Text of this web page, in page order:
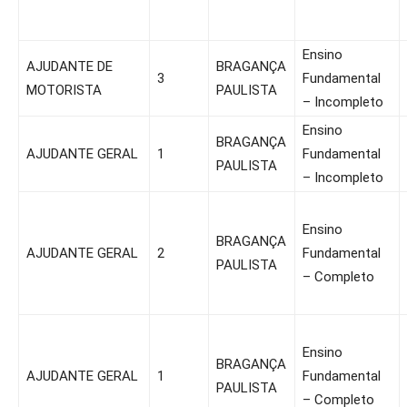
AJUDANTE DE
MOTORISTA
3
BRAGANÇA
PAULISTA
Ensino
Fundamental
– Incompleto
AJUDANTE GERAL 1
BRAGANÇA
PAULISTA
Ensino
Fundamental
– Incompleto
AJUDANTE GERAL 2
BRAGANÇA
PAULISTA
Ensino
Fundamental
– Completo
AJUDANTE GERAL 1
BRAGANÇA
PAULISTA
Ensino
Fundamental
– Completo